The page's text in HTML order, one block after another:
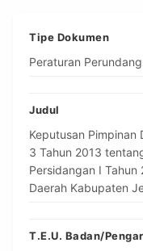
Tipe Dokumen
Peraturan
Judul
Keputusan Pimpinan
3 Tahun 2013
Persidangan I
Daerah Kabupaten
T.E.U. Badan/